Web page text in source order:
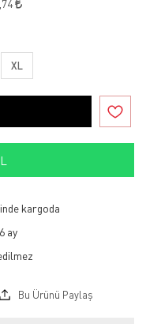
XL
kargoda
6 ay
Bu Ürünü Paylaş